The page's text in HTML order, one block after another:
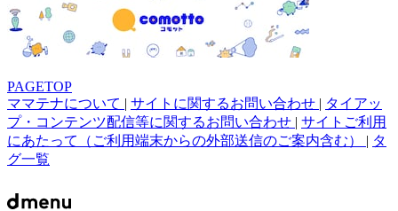
PAGETOP
ママテナについて | サイトに関するお問い合わせ | タイアッ
プ・コンテンツ配信等に関するお問い合わせ | サイトご利用
にあたって（ご利用端末からの外部送信のご案内含む） | タ
グ一覧